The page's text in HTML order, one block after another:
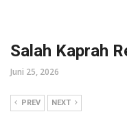
Salah Kaprah
Juni 25, 2026
PREV NEXT